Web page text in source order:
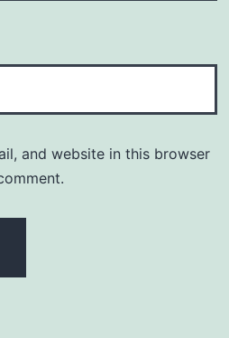
and website in this browser